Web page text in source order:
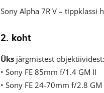
Sony Alpha 7R V –
2. koht
Üks järgmistest objektiividest:
• Sony FE 85mm f/1.4 GM II
• Sony FE 24-70mm f/2.8 GM